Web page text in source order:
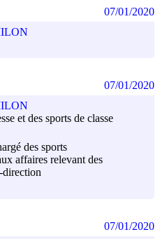
07/01/2020
et des sports de classe
des sports
affaires relevant des
direction
07/01/2020
07/01/2020